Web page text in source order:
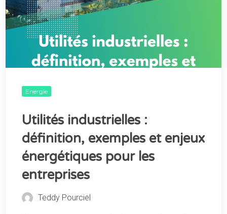
Energie
Utilités industrielles :
définition, exemples et enjeux
énergétiques pour les
entreprises
Teddy Pourciel